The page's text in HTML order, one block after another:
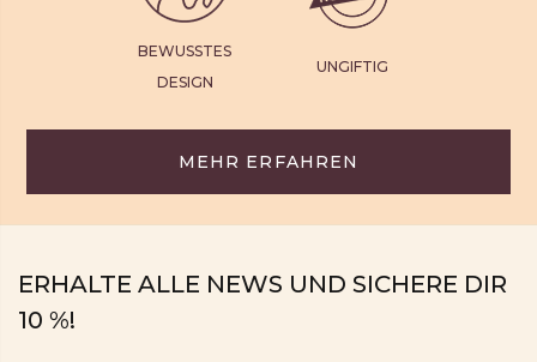
BEWUSSTES
DESIGN
UNGIFTIG
MEHR ERFAHREN
ERHALTE ALLE NEWS UND SICHERE DIR
10 %!